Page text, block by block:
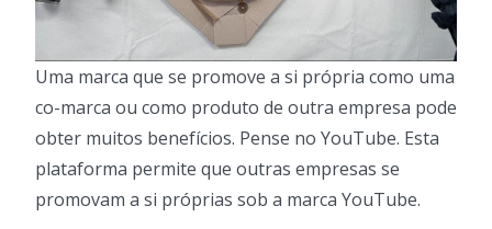
Uma marca que se promove a si própria como uma
co-marca ou como produto de outra empresa pode
obter muitos benefícios. Pense no YouTube. Esta
plataforma permite que outras empresas se
promovam a si próprias sob a marca YouTube.